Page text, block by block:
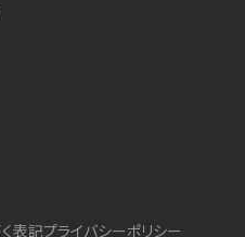
表記プライバシーポリシー